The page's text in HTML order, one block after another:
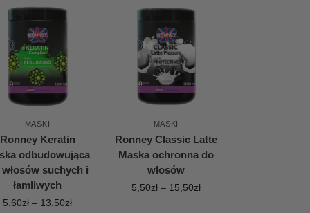
MASKI
Ronney Keratin
odbudowująca
suchych i
łamliwych
5,60zł – 13,50zł
MASKI
Ronney Classic Latte
Maska ochronna do
włosów
5,50zł – 15,50zł